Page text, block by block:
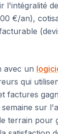
l'intégralité
€/an),
avec un
qui
factures
sur
terrain pour